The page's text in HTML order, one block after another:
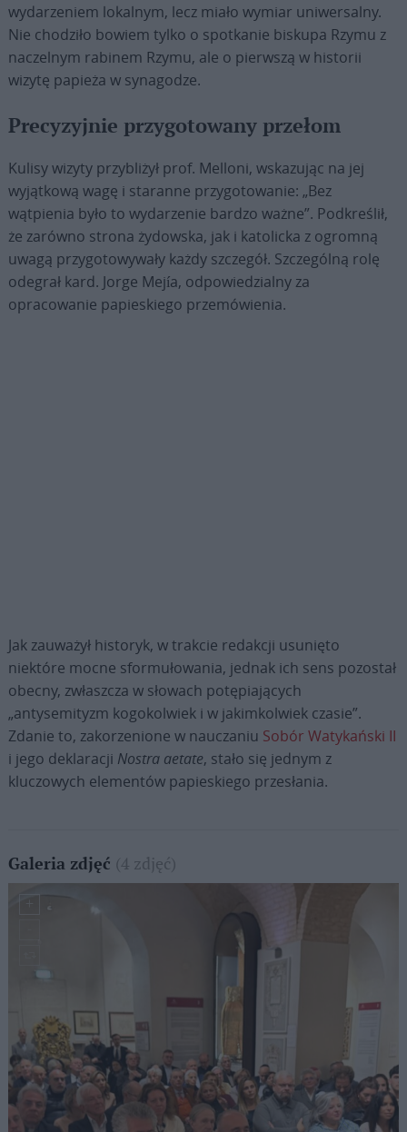
wydarzeniem lokalnym, lecz miało wymiar uniwersalny.
Nie chodziło bowiem tylko o spotkanie biskupa Rzymu z
naczelnym rabinem Rzymu, ale o pierwszą w historii
wizytę papieża w synagodze.
Precyzyjnie przygotowany przełom
Kulisy wizyty przybliżył prof. Melloni, wskazując na jej
wyjątkową wagę i staranne przygotowanie: „Bez
wątpienia było to wydarzenie bardzo ważne”. Podkreślił,
że zarówno strona żydowska, jak i katolicka z ogromną
uwagą przygotowywały każdy szczegół. Szczególną rolę
odegrał kard. Jorge Mejía, odpowiedzialny za
opracowanie papieskiego przemówienia.
Jak zauważył historyk, w trakcie redakcji usunięto
niektóre mocne sformułowania, jednak ich sens pozostał
obecny, zwłaszcza w słowach potępiających
„antysemityzm kogokolwiek i w jakimkolwiek czasie”.
Zdanie to, zakorzenione w nauczaniu Sobór Watykański II
i jego deklaracji Nostra aetate, stało się jednym z
kluczowych elementów papieskiego przesłania.
Galeria zdjęć (4 zdjęć)